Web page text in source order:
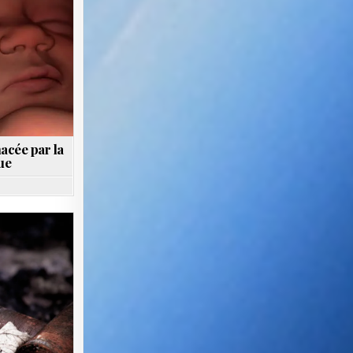
par la